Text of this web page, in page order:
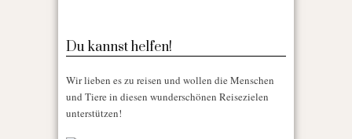
Du kannst helfen!
Wir lieben es zu reisen und wollen die Menschen
und Tiere in diesen wunderschönen Reisezielen
unterstützen!